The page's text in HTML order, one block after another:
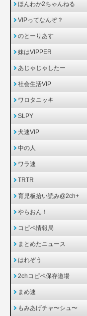
ほんわか2ちゃんねる
VIPってなんぞ？
のとーりあす
妹はVIPPER
あじゃじゃしたー
社会生活VIP
ワロタニッキ
SLPY
犬速VIP
中の人
ワラ速
TRTR
育児板拾い読み@2ch+
やらおん！
コピペ情報局
まとめたニュース
はれぞう
2chコピペ保存道場
まめ速
もみあげチャ〜シュ〜